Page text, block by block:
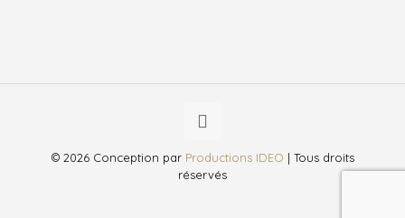
© 2026 Conception par Productions IDEO | Tous droits
réservés